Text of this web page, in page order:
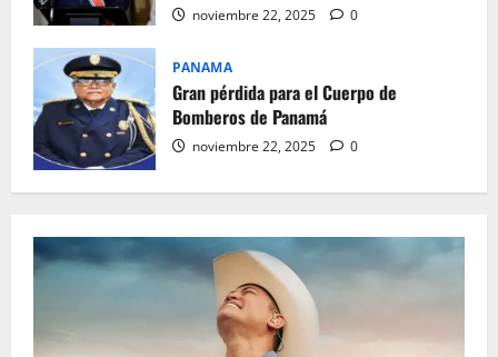
noviembre 22, 2025 0
PANAMA
Gran pérdida para el Cuerpo de
Bomberos de Panamá
noviembre 22, 2025 0